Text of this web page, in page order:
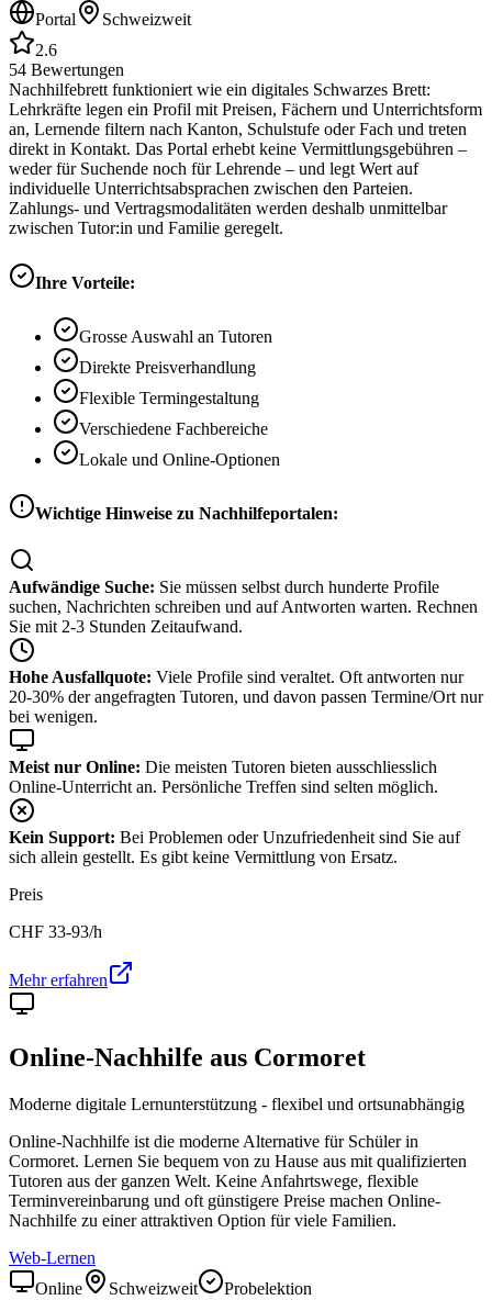
Portal
Schweizweit
2.6
54 Bewertungen
Nachhilfebrett funktioniert wie ein digitales Schwarzes Brett:
Lehrkräfte legen ein Profil mit Preisen, Fächern und Unterrichtsform
an, Lernende filtern nach Kanton, Schulstufe oder Fach und treten
direkt in Kontakt. Das Portal erhebt keine Vermittlungsgebühren –
weder für Suchende noch für Lehrende – und legt Wert auf
individuelle Unterrichtsabsprachen zwischen den Parteien.
Zahlungs- und Vertragsmodalitäten werden deshalb unmittelbar
zwischen Tutor:in und Familie geregelt.
Ihre Vorteile:
Grosse Auswahl an Tutoren
Direkte Preisverhandlung
Flexible Termingestaltung
Verschiedene Fachbereiche
Lokale und Online-Optionen
Wichtige Hinweise zu Nachhilfeportalen:
Aufwändige Suche: Sie müssen selbst durch hunderte Profile
suchen, Nachrichten schreiben und auf Antworten warten. Rechnen
Sie mit 2-3 Stunden Zeitaufwand.
Hohe Ausfallquote: Viele Profile sind veraltet. Oft antworten nur
20-30% der angefragten Tutoren, und davon passen Termine/Ort nur
bei wenigen.
Meist nur Online: Die meisten Tutoren bieten ausschliesslich
Online-Unterricht an. Persönliche Treffen sind selten möglich.
Kein Support: Bei Problemen oder Unzufriedenheit sind Sie auf
sich allein gestellt. Es gibt keine Vermittlung von Ersatz.
Preis
CHF 33-93/h
Mehr erfahren
Online-Nachhilfe aus Cormoret
Moderne digitale Lernunterstützung - flexibel und ortsunabhängig
Online-Nachhilfe ist die moderne Alternative für Schüler in
Cormoret. Lernen Sie bequem von zu Hause aus mit qualifizierten
Tutoren aus der ganzen Welt. Keine Anfahrtswege, flexible
Terminvereinbarung und oft günstigere Preise machen Online-
Nachhilfe zu einer attraktiven Option für viele Familien.
Web-Lernen
Online
Schweizweit
Probelektion